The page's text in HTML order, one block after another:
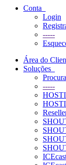
Conta
Login
-----
Área do
Soluções
-----